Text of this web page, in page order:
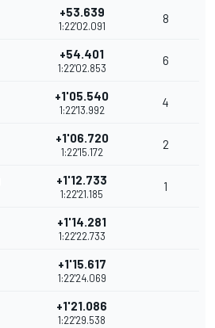
+53.639
1:22'02.091
8
+54.401
1:22'02.853
6
+1'05.540
1:22'13.992
4
+1'06.720
1:22'15.172
2
+1'12.733
1:22'21.185
1
+1'14.281
1:22'22.733
+1'15.617
1:22'24.069
+1'21.086
1:22'29.538